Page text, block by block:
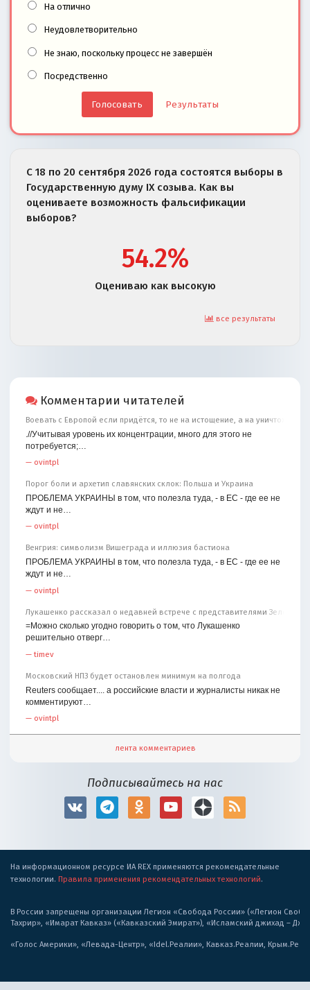
На отлично
Неудовлетворительно
Не знаю, поскольку процесс не завершён
Посредственно
Результаты
С 18 по 20 сентября 2026 года состоятся выборы в
Государственную думу IX созыва. Как вы
оцениваете возможность фальсификации
выборов?
54.2%
Оцениваю как высокую
все результаты
Комментарии читателей
Воевать с Европой если придётся, то не на истощение, а на уничтожение
.//Учитывая уровень их концентрации, много для этого не
потребуется;…
— ovintpl
Порог боли и архетип славянских склок: Польша и Украина
ПРОБЛЕМА УКРАИНЫ в том, что полезла туда, - в ЕС - где ее не
ждут и не…
— ovintpl
Венгрия: символизм Вишеграда и иллюзия бастиона
ПРОБЛЕМА УКРАИНЫ в том, что полезла туда, - в ЕС - где ее не
ждут и не…
— ovintpl
Лукашенко рассказал о недавней встрече с представителями
=Можно сколько угодно говорить о том, что Лукашенко
решительно отверг…
—timev
Московский НПЗ будет остановлен минимум на полгода
Reuters сообщает.... а российские власти и журналисты никак не
комментируют…
— ovintpl
лента комментариев
Подписывайтесь на нас
На информационном ресурсе ИА REX применяются рекомендательные
технологии. Правила применения рекомендательных технологий.
В России запрещены организации Легион «Свобода России» («Легион
Тахрир», «Имарат Кавказ» («Кавказский Эмират»), «Исламский джихад –
«Голос Америки», «Левада-Центр», «Idel.Реалии», Кавказ.Реалии,